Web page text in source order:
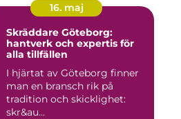
16. maj
Skräddare Göteborg:
hantverk och expertis för
alla tillfällen
I hjärtat av Göteborg finner
man en bransch rik på
tradition och skicklighet:
skr&au...